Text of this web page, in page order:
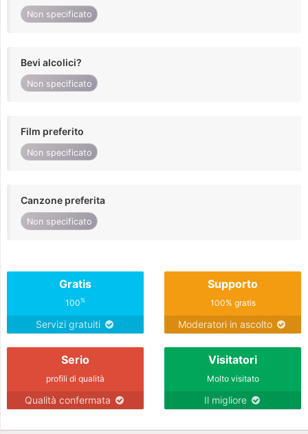
Non specificato
Bevi alcolici?
Non specificato
Film preferito
Non specificato
Canzone preferita
Non specificato
Gratis
100%
Servizi gratuiti
Supporto
100% gratis
Moderatori in ascolto
Serio
profili di qualità
Qualità confermata
Visitatori
Molto visitato
Il migliore